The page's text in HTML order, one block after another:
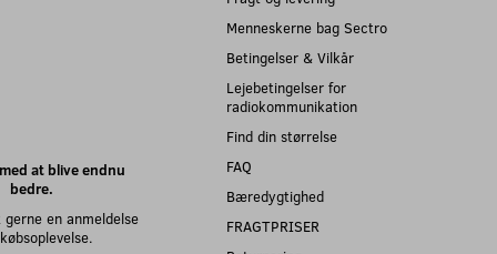
at blive endnu
bedre.
en anmeldelse
Menneskerne bag Sectro
Betingelser & Vilkår
Lejebetingelser for
radiokommunikation
Find din størrelse
FAQ
Bæredygtighed
FRAGTPRISER